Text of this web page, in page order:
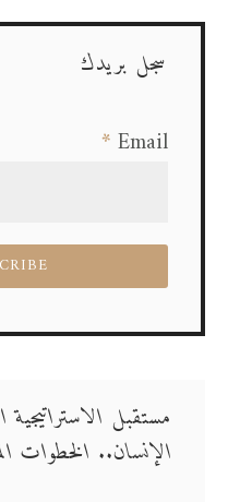
سجل بريدك
Email
*
مستقبل
الإنسان.. الخطوات